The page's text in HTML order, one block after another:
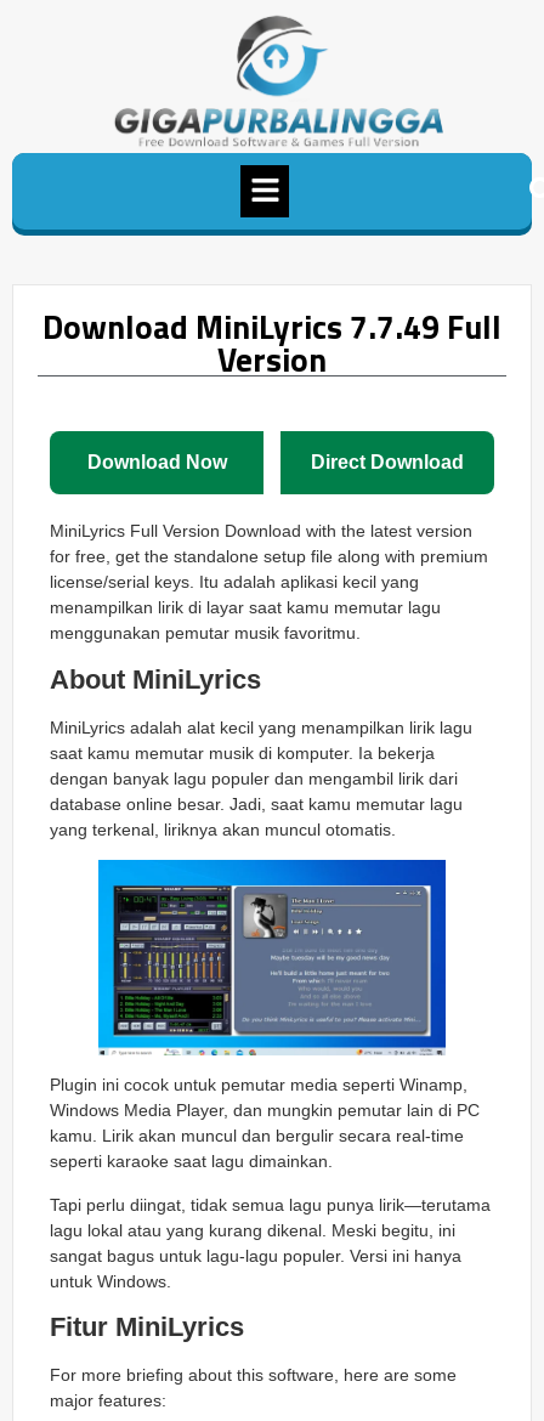
Download MiniLyrics 7.7.49 Full
Version
Download Now Direct Download
MiniLyrics Full Version Download with the latest version
for free, get the standalone setup file along with premium
license/serial keys. Itu adalah aplikasi kecil yang
menampilkan lirik di layar saat kamu memutar lagu
menggunakan pemutar musik favoritmu.
About MiniLyrics
MiniLyrics adalah alat kecil yang menampilkan lirik lagu
saat kamu memutar musik di komputer. Ia bekerja
dengan banyak lagu populer dan mengambil lirik dari
database online besar. Jadi, saat kamu memutar lagu
yang terkenal, liriknya akan muncul otomatis.
Plugin ini cocok untuk pemutar media seperti Winamp,
Windows Media Player, dan mungkin pemutar lain di PC
kamu. Lirik akan muncul dan bergulir secara real-time
seperti karaoke saat lagu dimainkan.
Tapi perlu diingat, tidak semua lagu punya lirik—terutama
lagu lokal atau yang kurang dikenal. Meski begitu, ini
sangat bagus untuk lagu-lagu populer. Versi ini hanya
untuk Windows.
Fitur MiniLyrics
For more briefing about this software, here are some
major features: